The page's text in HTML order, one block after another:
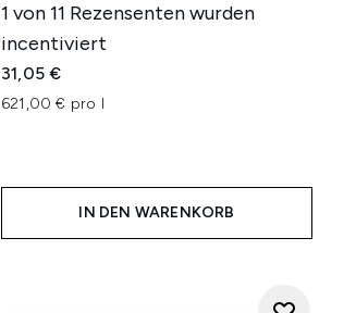
1 von 11 Rezensenten wurden
incentiviert
31,05 €
621,00 € pro l
IN DEN WARENKORB